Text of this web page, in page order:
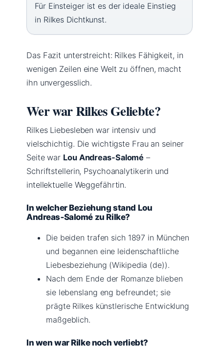
Für Einsteiger ist es der ideale Einstieg
in Rilkes Dichtkunst.
Das Fazit unterstreicht: Rilkes Fähigkeit, in
wenigen Zeilen eine Welt zu öffnen, macht
ihn unvergesslich.
Wer war Rilkes Geliebte?
Rilkes Liebesleben war intensiv und
vielschichtig. Die wichtigste Frau an seiner
Seite war Lou Andreas‑Salomé –
Schriftstellerin, Psychoanalytikerin und
intellektuelle Weggefährtin.
In welcher Beziehung stand Lou
Andreas‑Salomé zu Rilke?
Die beiden trafen sich 1897 in München
und begannen eine leidenschaftliche
Liebesbeziehung (Wikipedia (de)).
Nach dem Ende der Romanze blieben
sie lebenslang eng befreundet; sie
prägte Rilkes künstlerische Entwicklung
maßgeblich.
In wen war Rilke noch verliebt?